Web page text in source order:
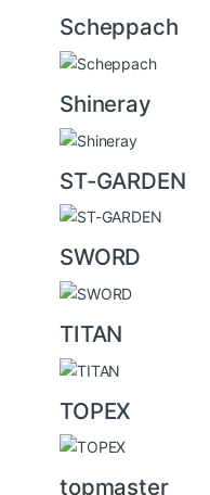
Scheppach
Shineray
ST-GARDEN
SWORD
TITAN
TOPEX
topmaster